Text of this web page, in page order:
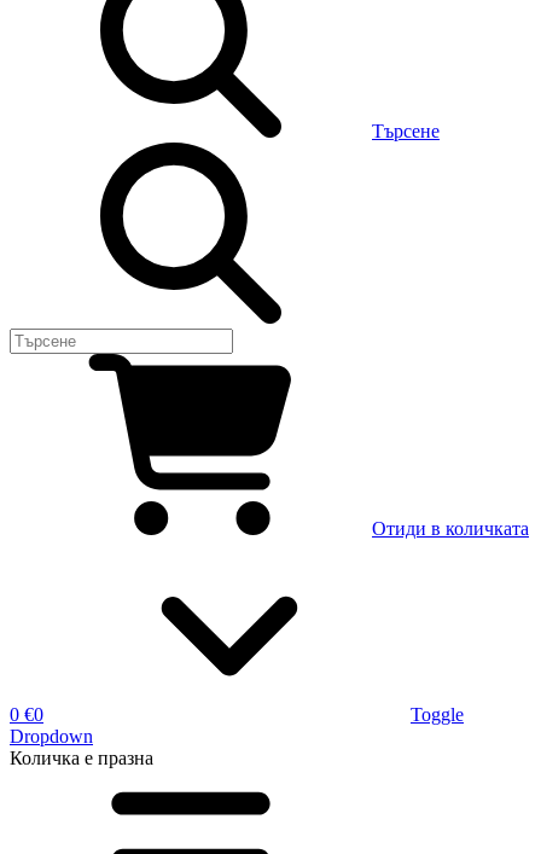
Търсене
Отиди в количката
0 €0
Toggle
Dropdown
Количка е празна